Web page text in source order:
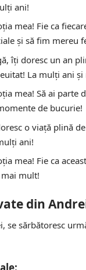
ani!
mea! Fie ca
și să fim mereu
îți doresc un an
La mulți ani
mea! Să ai parte
de bucurie!
o viață plină
ani!
mea! Fie ca
mult!
din
se sărbătoresc